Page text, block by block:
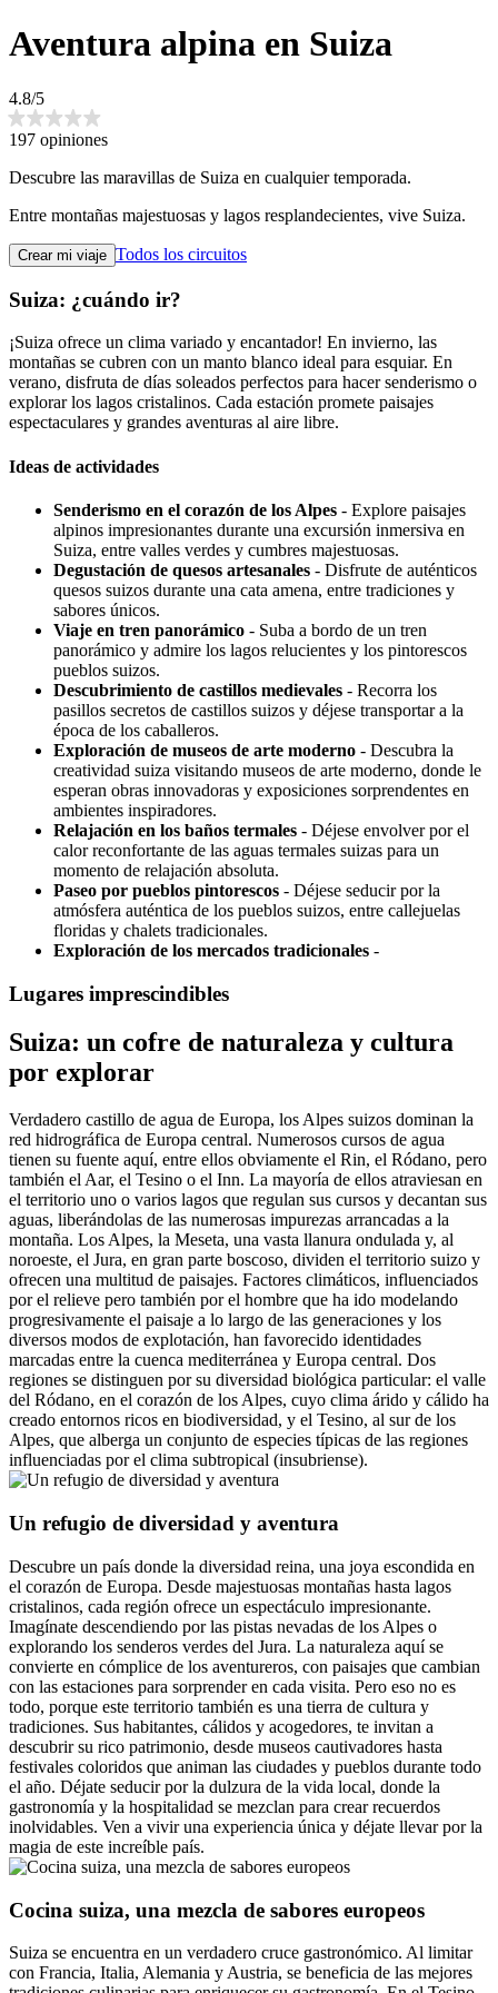
Aventura alpina en Suiza
4.8/5
197 opiniones
Descubre las maravillas de Suiza en cualquier temporada.
Entre montañas majestuosas y lagos resplandecientes, vive Suiza.
Crear mi viaje Todos los circuitos
Suiza: ¿cuándo ir?
¡Suiza ofrece un clima variado y encantador! En invierno, las
montañas se cubren con un manto blanco ideal para esquiar. En
verano, disfruta de días soleados perfectos para hacer senderismo o
explorar los lagos cristalinos. Cada estación promete paisajes
espectaculares y grandes aventuras al aire libre.
Ideas de actividades
Senderismo en el corazón de los Alpes - Explore paisajes
alpinos impresionantes durante una excursión inmersiva en
Suiza, entre valles verdes y cumbres majestuosas.
Degustación de quesos artesanales - Disfrute de auténticos
quesos suizos durante una cata amena, entre tradiciones y
sabores únicos.
Viaje en tren panorámico - Suba a bordo de un tren
panorámico y admire los lagos relucientes y los pintorescos
pueblos suizos.
Descubrimiento de castillos medievales - Recorra los
pasillos secretos de castillos suizos y déjese transportar a la
época de los caballeros.
Exploración de museos de arte moderno - Descubra la
creatividad suiza visitando museos de arte moderno, donde le
esperan obras innovadoras y exposiciones sorprendentes en
ambientes inspiradores.
Relajación en los baños termales - Déjese envolver por el
calor reconfortante de las aguas termales suizas para un
momento de relajación absoluta.
Paseo por pueblos pintorescos - Déjese seducir por la
atmósfera auténtica de los pueblos suizos, entre callejuelas
floridas y chalets tradicionales.
Exploración de los mercados tradicionales -
Lugares imprescindibles
Suiza: un cofre de naturaleza y cultura
por explorar
Verdadero castillo de agua de Europa, los Alpes suizos dominan la
red hidrográfica de Europa central. Numerosos cursos de agua
tienen su fuente aquí, entre ellos obviamente el Rin, el Ródano, pero
también el Aar, el Tesino o el Inn. La mayoría de ellos atraviesan en
el territorio uno o varios lagos que regulan sus cursos y decantan sus
aguas, liberándolas de las numerosas impurezas arrancadas a la
montaña. Los Alpes, la Meseta, una vasta llanura ondulada y, al
noroeste, el Jura, en gran parte boscoso, dividen el territorio suizo y
ofrecen una multitud de paisajes. Factores climáticos, influenciados
por el relieve pero también por el hombre que ha ido modelando
progresivamente el paisaje a lo largo de las generaciones y los
diversos modos de explotación, han favorecido identidades
marcadas entre la cuenca mediterránea y Europa central. Dos
regiones se distinguen por su diversidad biológica particular: el valle
del Ródano, en el corazón de los Alpes, cuyo clima árido y cálido ha
creado entornos ricos en biodiversidad, y el Tesino, al sur de los
Alpes, que alberga un conjunto de especies típicas de las regiones
influenciadas por el clima subtropical (insubriense).
Un refugio de diversidad y aventura
Descubre un país donde la diversidad reina, una joya escondida en
el corazón de Europa. Desde majestuosas montañas hasta lagos
cristalinos, cada región ofrece un espectáculo impresionante.
Imagínate descendiendo por las pistas nevadas de los Alpes o
explorando los senderos verdes del Jura. La naturaleza aquí se
convierte en cómplice de los aventureros, con paisajes que cambian
con las estaciones para sorprender en cada visita. Pero eso no es
todo, porque este territorio también es una tierra de cultura y
tradiciones. Sus habitantes, cálidos y acogedores, te invitan a
descubrir su rico patrimonio, desde museos cautivadores hasta
festivales coloridos que animan las ciudades y pueblos durante todo
el año. Déjate seducir por la dulzura de la vida local, donde la
gastronomía y la hospitalidad se mezclan para crear recuerdos
inolvidables. Ven a vivir una experiencia única y déjate llevar por la
magia de este increíble país.
Cocina suiza, una mezcla de sabores europeos
Suiza se encuentra en un verdadero cruce gastronómico. Al limitar
con Francia, Italia, Alemania y Austria, se beneficia de las mejores